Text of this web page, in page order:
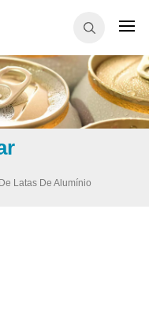
Latas De Alumínio